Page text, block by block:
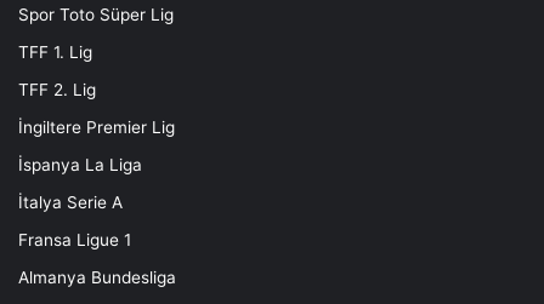
Spor Toto Süper Lig
TFF 1. Lig
TFF 2. Lig
İngiltere Premier Lig
İspanya La Liga
İtalya Serie A
Fransa Ligue 1
Almanya Bundesliga